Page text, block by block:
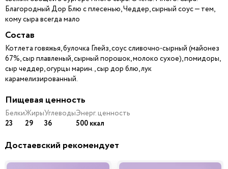
Благородный Дор Блю с плесенью, Чеддер, сырный соус — тем,
кому сыра всегда мало
Состав
Котлета говяжья, булочка Глейз, соус сливочно-сырный (майонез
67%, сыр плавленый, сырный порошок, молоко сухое), помидоры,
сыр чеддер, огурцы марин., сыр дор блю, лук
карамелизированный.
Пищевая ценность
Белки
23
Жиры
29
Углеводы
36
Энерг. ценность
500 ккал
Достаевский рекомендует